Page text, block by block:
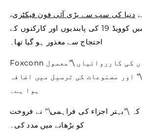
دنیا کی سب سے بڑی آئی فون فیکٹری،
گزشتہ سال کے آخر میں کوویڈ 19 کی پابندیوں اور کارکنوں کے
احتجاج سے معذور ہو گیا تھا۔
Foxconn نے کہا کہ اب، وہاں کی کارروائیاں \”معمول
اور مصنوعات کی ترسیل میں اضافہ
ہوا ہے۔
\”بہتر اجزاء کی فراہمی\” نے فروخت
کو بڑھانے میں مدد کی۔